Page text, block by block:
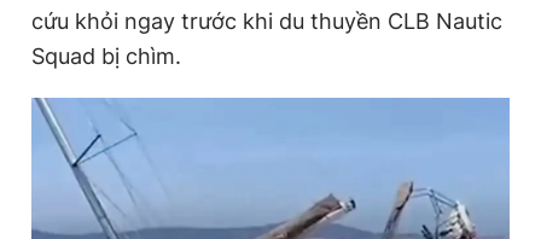
cứu khỏi ngay trước khi du thuyền CLB Nautic
Squad bị chìm.